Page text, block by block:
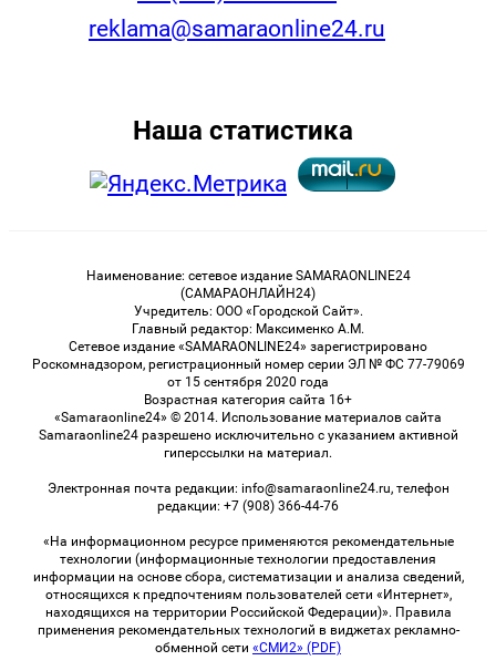
reklama@samaraonline24.ru
Наша статистика
Наименование: сетевое издание SAMARAONLINE24
(САМАРАОНЛАЙН24)
Учредитель: ООО «Городской Сайт».
Главный редактор: Максименко А.М.
Сетевое издание «SAMARAONLINE24» зарегистрировано
Роскомнадзором, регистрационный номер серии ЭЛ № ФС 77-79069
от 15 сентября 2020 года
Возрастная категория сайта 16+
«Samaraonline24» © 2014. Использование материалов сайта
Samaraonline24 разрешено исключительно с указанием активной
гиперссылки на материал.
Электронная почта редакции: info@samaraonline24.ru, телефон
редакции: +7 (908) 366-44-76
«На информационном ресурсе применяются рекомендательные
технологии (информационные технологии предоставления
информации на основе сбора, систематизации и анализа сведений,
относящихся к предпочтениям пользователей сети «Интернет»,
находящихся на территории Российской Федерации)». Правила
применения рекомендательных технологий в виджетах рекламно-
обменной сети «СМИ2» (PDF)